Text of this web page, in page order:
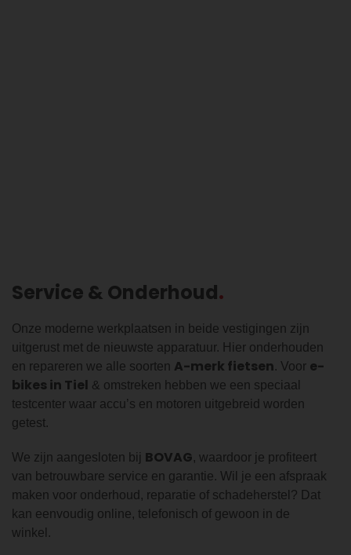
Service & Onderhoud
Onze moderne werkplaatsen in beide vestigingen zijn
uitgerust met de nieuwste apparatuur. Hier onderhouden
en repareren we alle soorten A-merk fietsen. Voor e-
bikes in Tiel & omstreken hebben we een speciaal
testcenter waar accu’s en motoren uitgebreid worden
getest.
We zijn aangesloten bij BOVAG, waardoor je profiteert
van betrouwbare service en garantie. Wil je een afspraak
maken voor onderhoud, reparatie of schadeherstel? Dat
kan eenvoudig online, telefonisch of gewoon in de
winkel.